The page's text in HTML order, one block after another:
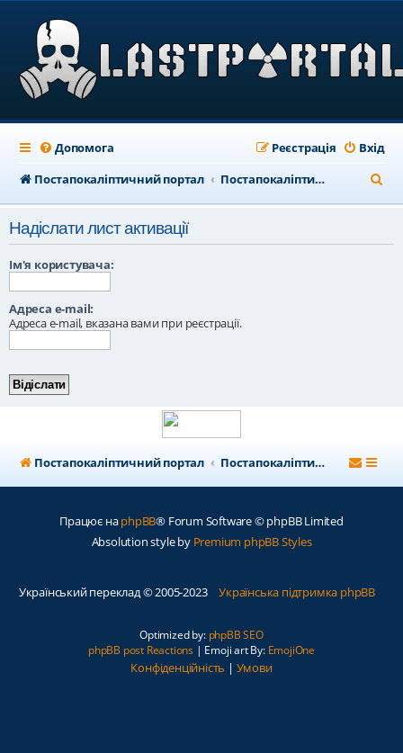
Допомога Вхід
Реєстрація
Постапокаліптичний портал
Постапокаліптичний форум
о
Надіслати лист активації
Ім'я користувача:
Адреса e-mail:
Адреса e-mail, вказана вами при реєстрації.
Постапокаліптичний портал Постапокаліптичний форум
Працює наphpBB® Forum Software © phpBB Limited
Absolution style by Premium phpBB Styles
Український переклад © 2005-2023 Українська підтримка phpBB
Optimized by: phpBB SEO
phpBB post Reactions| Emoji art By: EmojiOne
Конфіденційність | Умови